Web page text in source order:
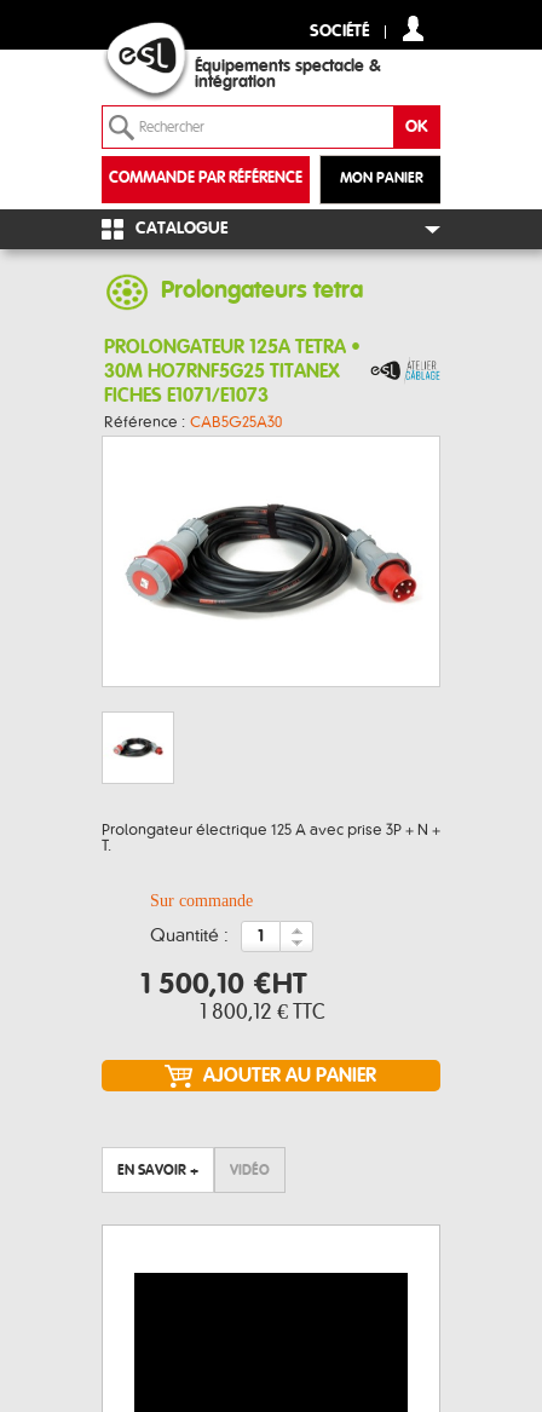
SOCIÉTÉ
Équipements spectacle &
intégration
MON PANIER
COMMANDE PAR RÉFÉRENCE
+
CATALOGUE
Prolongateurs tetra
PROLONGATEUR 125A TETRA •
30M HO7RNF5G25 TITANEX
FICHES E1071/E1073
Référence : CAB5G25A30
Prolongateur électrique 125 A avec prise 3P + N +
Sur commande
quantité :
1 500,10 €HT
1 800,12 € TTC
EN SAVOIR + VIDÉO